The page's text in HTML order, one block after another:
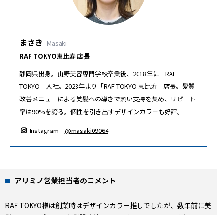
まさき
Masaki
RAF TOKYO恵比寿 店長
静岡県出身。山野美容専門学校卒業後、2018年に「RAF
TOKYO」入社。2023年より「RAF TOKYO 恵比寿」店長。髪質
改善メニューによる美髪への導きで熱い支持を集め、リピート
率は90%を誇る。個性を引き出すデザインカラーも好評。
Instagram： @masaki09064
アリミノ営業担当者のコメント
RAF TOKYO様は創業時はデザインカラー推しでしたが、数年前に美